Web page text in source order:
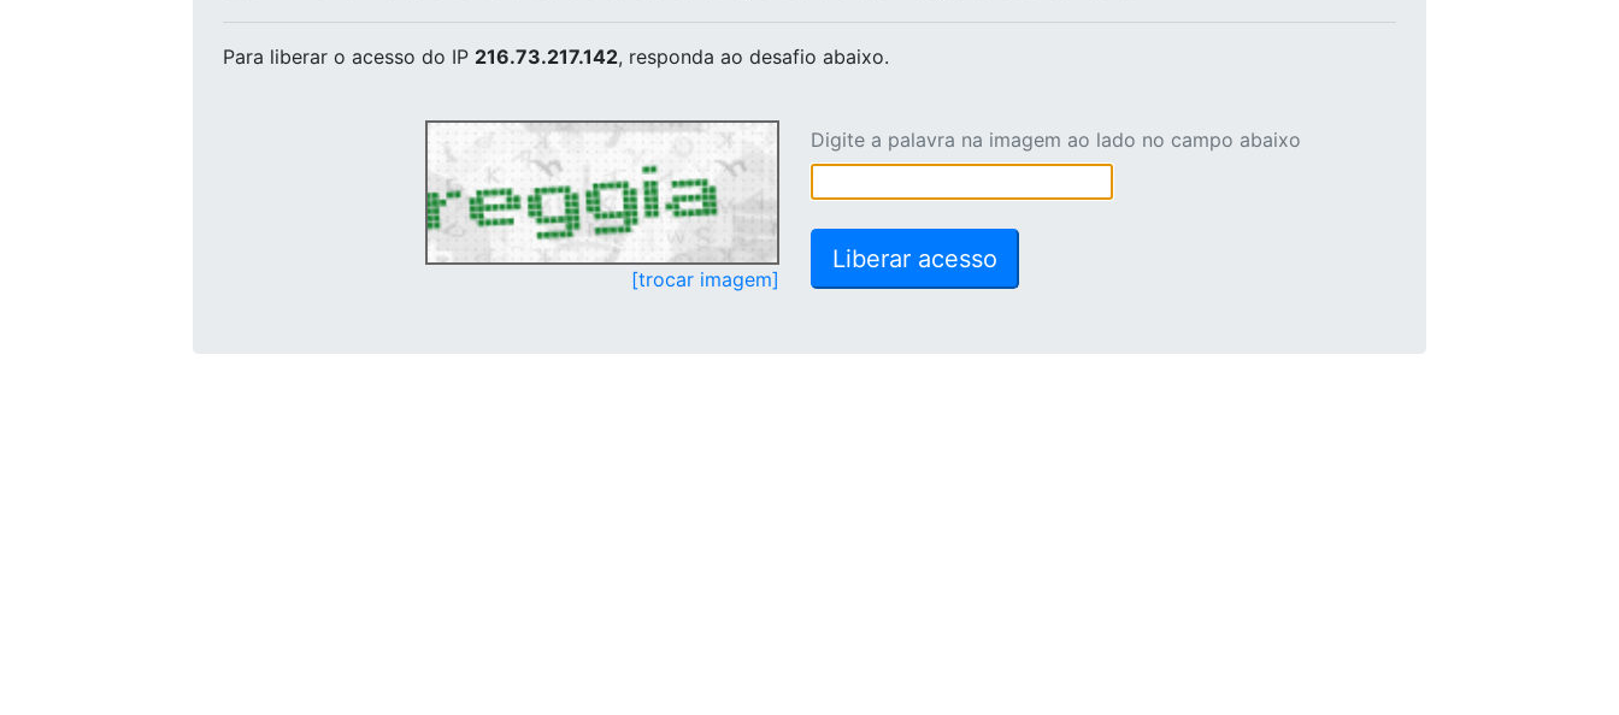
Para liberar o acesso do IP 216.73.217.142, responda ao desafio abaixo.
[trocar imagem]
Digite a palavra na imagem ao lado no campo abaixo